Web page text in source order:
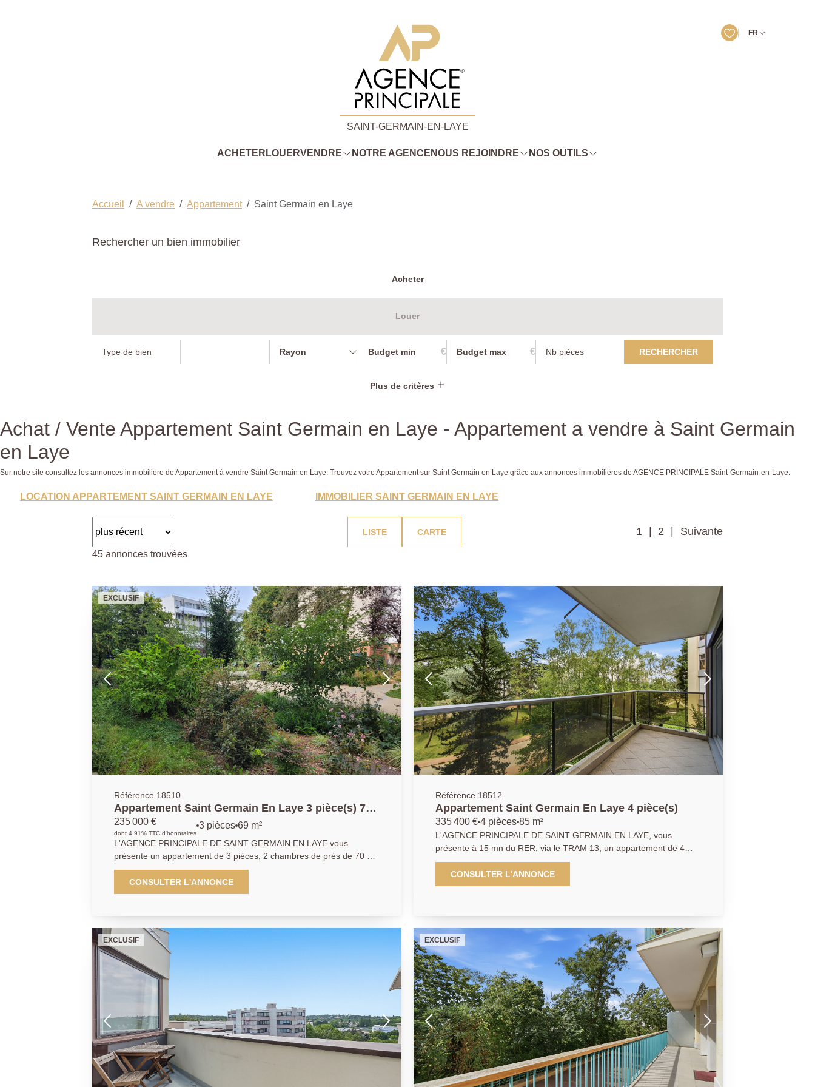
FR
SAINT-GERMAIN-EN-LAYE
ACHETER LOUERVENDRE NOTRE AGENCE NOUS REJOINDRE NOS OUTILS
Accueil A vendre Appartement Saint Germain en Laye
Rechercher un bien immobilier
Acheter
Louer
Rayon € € RECHERCHER
Plus de critères
Achat / Vente Appartement Saint Germain en Laye - Appartement a vendre à Saint Germain
en Laye
Sur notre site consultez les annonces immobilière de Appartement à vendre Saint Germain en Laye. Trouvez votre Appartement sur Saint Germain en Laye grâce aux annonces immobilières de AGENCE PRINCIPALE Saint-Germain-en-Laye.
LOCATION APPARTEMENT SAINT GERMAIN EN LAYE IMMOBILIER SAINT GERMAIN EN LAYE
LISTE CARTE 1 2 Suivante
45 annonces trouvées
EXCLUSIF
Référence 18510
Appartement Saint Germain En Laye 3 pièce(s) 70
m2
235 000 €
dont 4.91% TTC d'honoraires
3 pièces 69 m²
L'AGENCE PRINCIPALE DE SAINT GERMAIN EN LAYE vous
présente un appartement de 3 pièces, 2 chambres de près de 70 m2
situé au dernier étage d'une résidence familiale ravalée cette année.
Il dispose de beaux volumes avec un grand balcon . A deux pas des
commerces et du lycée international vous profiterez du tram 13 vous
CONSULTER L'ANNONCE
Référence 18512
Appartement Saint Germain En Laye 4 pièce(s)
335 400 € 4 pièces 85 m²
L'AGENCE PRINCIPALE DE SAINT GERMAIN EN LAYE, vous
présente à 15 mn du RER, via le TRAM 13, un appartement de 4
pièces, 3 chambres de 85 m2. Situé dans une résidence familiale, il
dispose d'un séjour ouvrant sur un grand balcon à la vue dégagée et
arborée. En très bon état, vous disposerez de belles prestations
déplacements du quotidien s'effectueront avec une grande facilité.
Une place de parking complète ce bien, la seconde est une option
possible. Une visite s'impose!
CONSULTER L'ANNONCE
EXCLUSIF EXCLUSIF